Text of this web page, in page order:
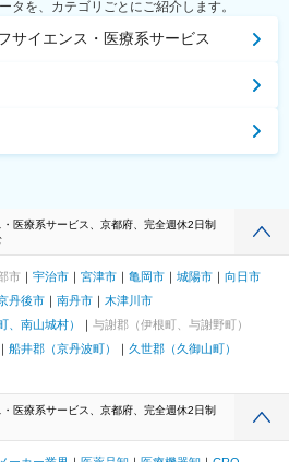
タを、カテゴリごとにご紹介します。
サイエンス・医療系サービス
医療系サービス、京都府、完全週休2日制
市 宇治市 宮津市 亀岡市 城陽市
向日市
丹後市 南丹市
木津川市
、南山城村）
与謝郡（伊根町、与謝野町）
船井郡（京丹波町）
久世郡（久御山町）
医療系サービス、京都府、完全週休2日制